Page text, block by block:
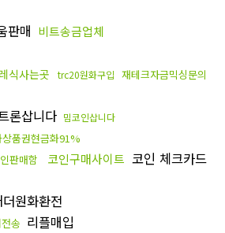
판매 비트송금업체
식사는곳 trc20원화구입 재테크자금믹싱문의
론삽니다 밈코인삽니다
상품권현금화91%
판매함 코인구매사이트 코인 체크카드
더원화환전
송 리플매입